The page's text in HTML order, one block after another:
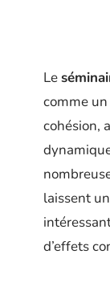
Le
comme
cohésion,
laissent
d’effets